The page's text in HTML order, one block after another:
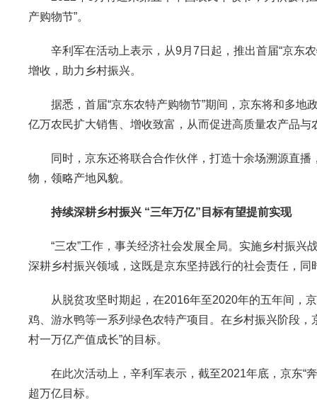
产购物节”。
辛利军在活动上表示，从9月7日起，推出首届“京东农
增收，助力乡村振兴。
据悉，首届“京东农特产购物节”期间，京东将和多地
亿万农民扩大销售、增收致富，从而促进高质量农产品与
同时，京东还将联合合作伙伴，打造十余场溯源直播
物，领略产地风貌。
持续深耕乡村振兴 “三年万亿”目标有望提前实现
“三农”工作，事关经济社会发展全局。实施乡村振兴
深耕乡村振兴领域，这既是京东坚持践行的社会责任，
从脱贫攻坚时期起，在2016年至2020年的五年间，京
鸡、游水鸭等一系列绿色农特产项目。在乡村振兴阶段，
村一万亿产值成长”的目标。
在此次活动上，辛利军表示，截至2021年底，京东“
超万亿目标。